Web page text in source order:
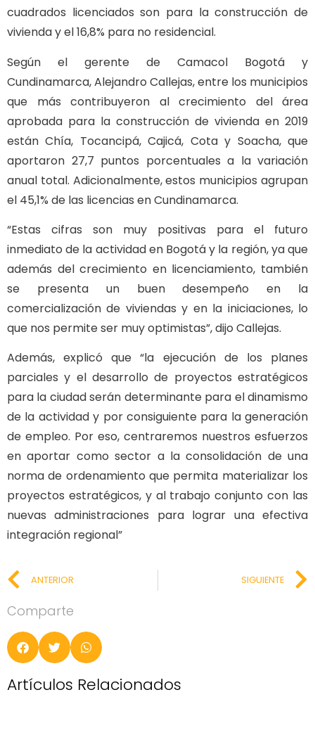
cuadrados licenciados son para la construcción de
vivienda y el 16,8% para no residencial.
Según el gerente de Camacol Bogotá y
Cundinamarca, Alejandro Callejas, entre los municipios
que más contribuyeron al crecimiento del área
aprobada para la construcción de vivienda en 2019
están Chía, Tocancipá, Cajicá, Cota y Soacha, que
aportaron 27,7 puntos porcentuales a la variación
anual total. Adicionalmente, estos municipios agrupan
el 45,1% de las licencias en Cundinamarca.
“Estas cifras son muy positivas para el futuro
inmediato de la actividad en Bogotá y la región, ya que
además del crecimiento en licenciamiento, también
se presenta un buen desempeño en la
comercialización de viviendas y en la iniciaciones, lo
que nos permite ser muy optimistas”, dijo Callejas.
Además, explicó que “la ejecución de los planes
parciales y el desarrollo de proyectos estratégicos
para la ciudad serán determinante para el dinamismo
de la actividad y por consiguiente para la generación
de empleo. Por eso, centraremos nuestros esfuerzos
en aportar como sector a la consolidación de una
norma de ordenamiento que permita materializar los
proyectos estratégicos, y al trabajo conjunto con las
nuevas administraciones para lograr una efectiva
integración regional”
ANTERIOR SIGUIENTE
Comparte
Artículos Relacionados